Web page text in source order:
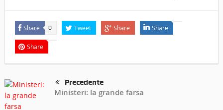
Share 0 Tweet Share Share
Share
Precedente
Ministeri: la grande farsa